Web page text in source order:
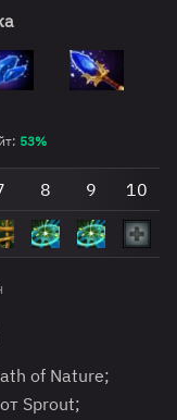
53%
8 9 10
of Nature;
Sprout;